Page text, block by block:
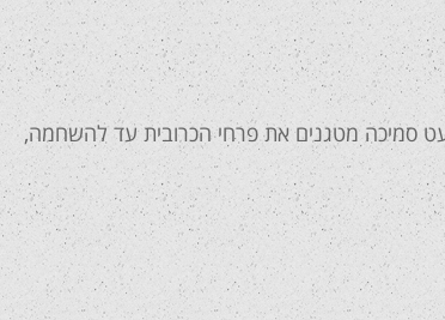
סמיכה מטגנים את פרחי הכרובית עד להשחמה,